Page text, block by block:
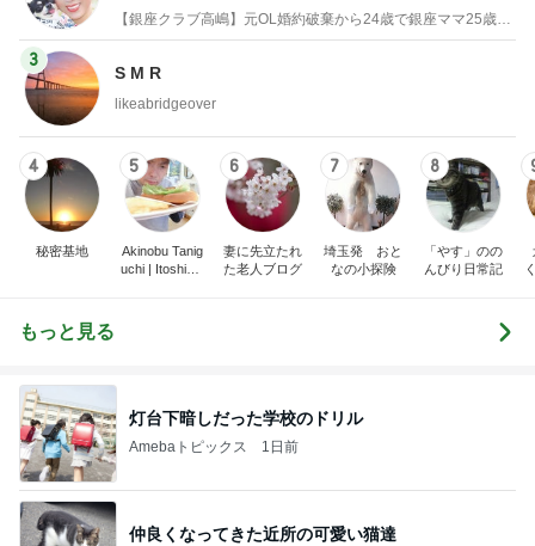
物でエルメス バーキン コーデ
3
S M R
likeabridgeover
4
秘密基地
5
Akinobu Tanig
uchi | Itoshima
6
妻に先立たれ
た老人ブログ
7
埼玉発 おと
なの小探険
8
「やす」のの
んびり日常記
もっと見る
灯台下暗しだった学校のドリル
Amebaトピックス 1日前
仲良くなってきた近所の可愛い猫達